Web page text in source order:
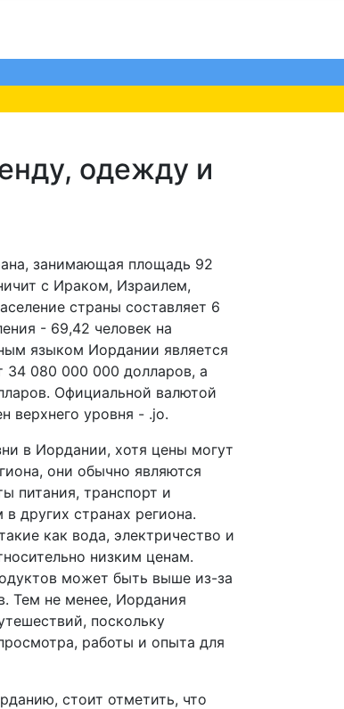
одежду и
занимающая площадь 92
с Ираком, Израилем,
страны составляет 6
- 69,42 человек на
языком Иордании является
34 080 000 000 долларов, а
Официальной валютой
верхнего уровня - .jo.
в Иордании, хотя цены могут
они обычно являются
питания, транспорт и
других странах региона.
как вода, электричество и
низким ценам.
может быть выше из-за
Тем не менее, Иордания
поскольку
работы и опыта для
стоит отметить, что